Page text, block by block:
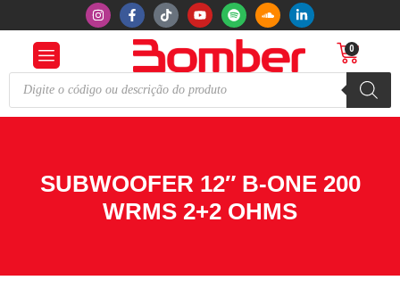
0
SUBWOOFER 12″ B-ONE 200
WRMS 2+2 OHMS